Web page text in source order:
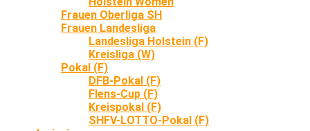
Frauen Oberliga SH
Frauen Landesliga
Landesliga Holstein (F)
Kreisliga (W)
Pokal (F)
DFB-Pokal (F)
Flens-Cup (F)
Kreispokal (F)
SHFV-LOTTO-Pokal (F)